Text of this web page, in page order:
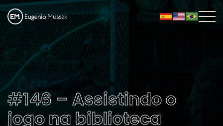
#146 – Assistindo o
jogo na biblioteca